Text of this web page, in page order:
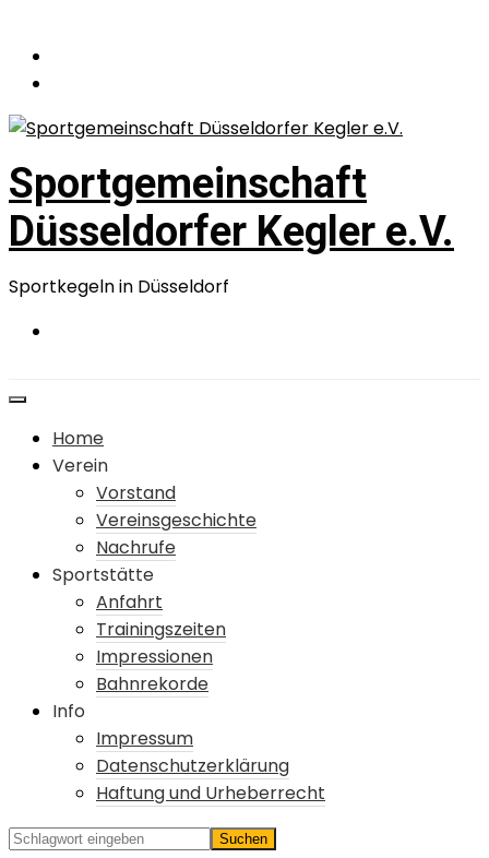
Inhalt
springen
Sportgemeinschaft
Düsseldorfer Kegler e.V.
Sportkegeln in Düsseldorf
Home
Verein
Vorstand
Vereinsgeschichte
Nachrufe
Sportstätte
Anfahrt
Trainingszeiten
Impressionen
Bahnrekorde
Info
Impressum
Datenschutzerklärung
Haftung und Urheberrecht